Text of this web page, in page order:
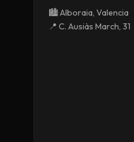
🏙️ Alboraia, Valencia
📍 C. Ausiàs March, 31